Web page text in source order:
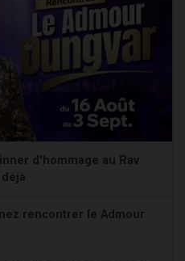
d'hommage au Rav
rencontrer le Admour